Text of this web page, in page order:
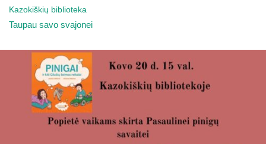
Kazokiškių biblioteka
Taupau savo svajonei